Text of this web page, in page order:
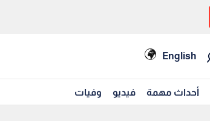
English
أحداث مهمة فيديو وفيات